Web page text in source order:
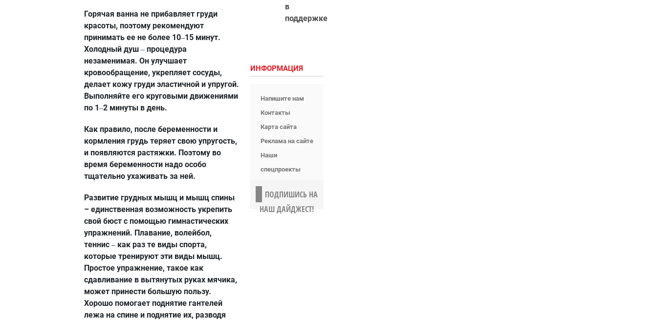
Горячая ванна не прибавляет груди
красоты, поэтому рекомендуют
принимать ее не более 10–15 минут.
Холодный душ – процедура
незаменимая. Он улучшает
кровообращение, укрепляет сосуды,
делает кожу груди эластичной и упругой.
Выполняйте его круговыми движениями
по 1–2 минуты в день.
Как правило, после беременности и
кормления грудь теряет свою упругость,
и появляются растяжки. Поэтому во
время беременности надо особо
тщательно ухаживать за ней.
Развитие грудных мышц и мышц спины
– единственная возможность укрепить
свой бюст с помощью гимнастических
упражнений. Плавание, волейбол,
теннис – как раз те виды спорта,
которые тренируют эти виды мышц.
Простое упражнение, такое как
сдавливание в вытянутых руках мячика,
может принести большую пользу.
Хорошо помогает поднятие гантелей
лежа на спине и поднятие их, разводя
в
поддержке
ИНФОРМАЦИЯ
Напишите нам
Контакты
Карта сайта
Реклама на сайте
Наши
спецпроекты
ПОДПИШИСЬ НА
НАШ ДАЙДЖЕСТ!